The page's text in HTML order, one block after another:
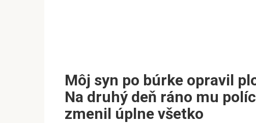
Môj syn po búrke opravil
Na druhý deň ráno mu
zmenil úplne všetko